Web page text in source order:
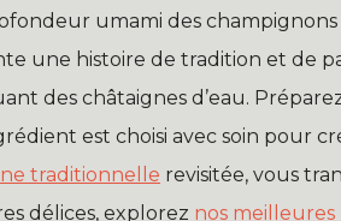
umami des champignons
une histoire de tradition et de
des châtaignes d’eau.
est choisi avec soin pour
traditionnelle revisitée, vous
délices, explorez nos meilleures